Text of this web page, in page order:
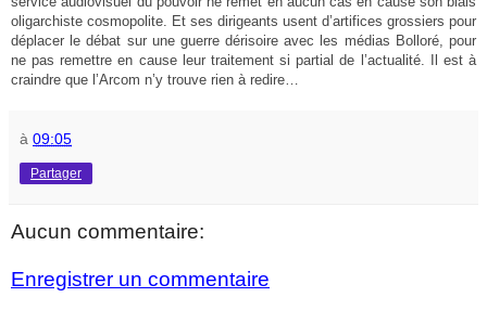
oligarchiste cosmopolite. Et ses dirigeants usent d’artifices grossiers pour
déplacer le débat sur une guerre dérisoire avec les médias Bolloré, pour
ne pas remettre en cause leur traitement si partial de l’actualité. Il est à
craindre que l’Arcom n’y trouve rien à redire…
à 09:05
Partager
Aucun commentaire:
Enregistrer un commentaire